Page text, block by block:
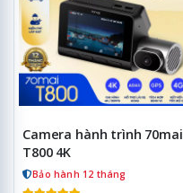
Camera hành trình 70mai
T800 4K
Bảo hành 12 tháng